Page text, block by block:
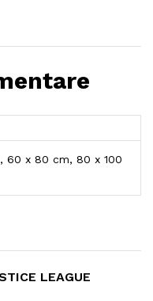
60 x 80 cm, 80 x 100
LEAGUE